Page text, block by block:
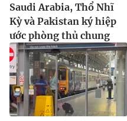
Saudi Arabia, Thổ Nhĩ
Kỳ và Pakistan ký hiệp
ước phòng thủ chung